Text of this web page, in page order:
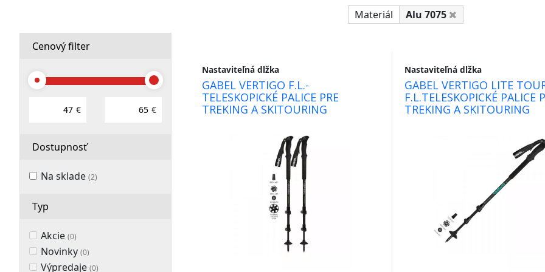
recyklované
kraťasy,
multifunkčné
šatky,
návleky
topánky,
Materiál Alu 7075
Cenový filter
€ €
Dostupnosť
Na sklade (2)
Typ
Akcie (0)
Novinky (0)
Výpredaje (0)
Nastaviteľná dlžka
GABEL VERTIGO F.L.-
TELESKOPICKÉ PALICE PRE
TREKING A SKITOURING
Nastaviteľná dlžka
GABEL VERTIGO LITE
F.L.TELESKOPICKÉ PALICE
TREKING A SKITOURING